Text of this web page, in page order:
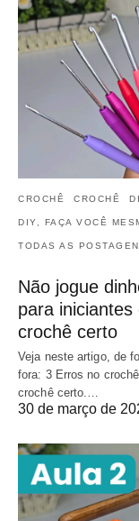
CROCHÊ CROCHÊ
DIY, FAÇA VOCÊ
TODAS AS
Não jogue
para
crochê certo
Veja neste artigo, de
fora: 3 Erros no
crochê certo.…
30 de março de